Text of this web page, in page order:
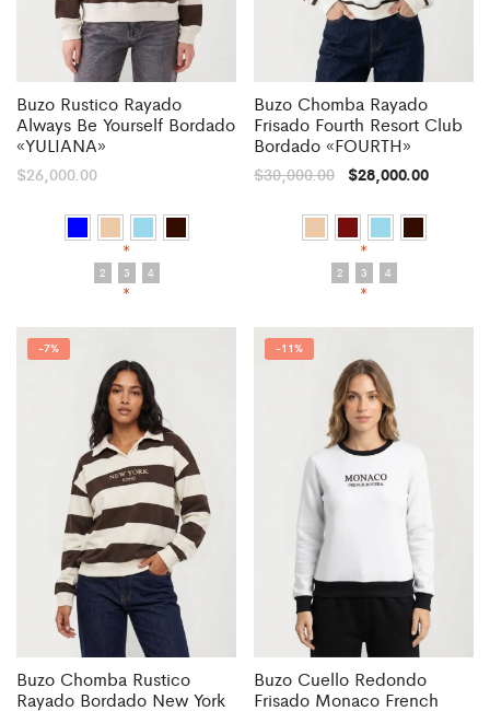
Buzo Rustico Rayado
Always Be Yourself Bordado
«YULIANA»
$26,000.00
*
2
3
4
*
Buzo Chomba Rayado
Frisado Fourth Resort Club
Bordado «FOURTH»
$30,000.00 $28,000.00
*
2
3
4
*
-7%
Buzo Chomba Rustico
Rayado Bordado New York
-11%
Buzo Cuello Redondo
Frisado Monaco French